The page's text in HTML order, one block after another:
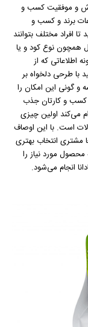
و موفقیت کسب و
برند و کسب و
افراد مختلف بتوانند
همچون نوع کود و یا
اطلاعاتی که از
با طرحی دلخواه بر
گونی این امکان را
کسب و کارتان جذب
می‌کند اولین چیزی
است. با این اوصاف
مشتری انتخاب بهتری
مورد نیاز را
انجام می‌شود.